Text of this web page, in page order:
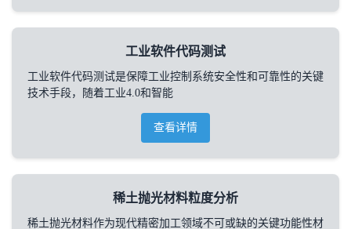
工业软件代码测试
工业软件代码测试是保障工业控制系统安全性和可靠性的关键
技术手段，随着工业4.0和智能
查看详情
稀土抛光材料粒度分析
稀土抛光材料作为现代精密加工领域不可或缺的关键功能性材